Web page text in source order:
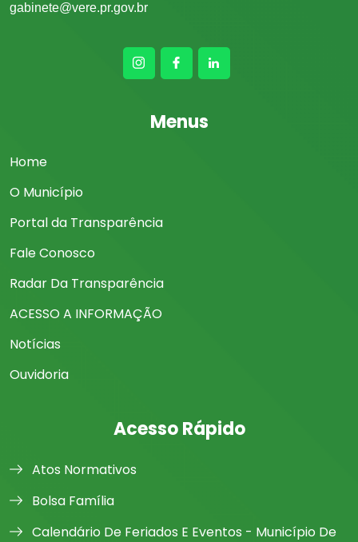
gabinete@vere.pr.gov.br
Menus
Home
O Município
Portal da Transparência
Fale Conosco
Radar Da Transparência
ACESSO A INFORMAÇÃO
Notícias
Ouvidoria
Acesso Rápido
Atos Normativos
Bolsa Família
Calendário De Feriados E Eventos - Município De